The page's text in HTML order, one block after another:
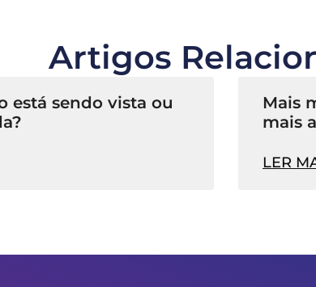
Artigos
está sendo vista ou
Mais
mais
LER